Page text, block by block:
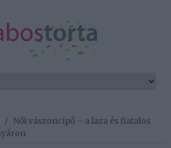
/ Női vászoncipő – a laza és fiatalos